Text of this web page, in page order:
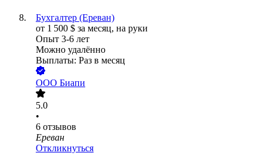
Бухгалтер (Ереван)
от 1 500 $ за месяц, на руки
Опыт 3-6 лет
Можно удалённо
Выплаты: Раз в месяц
ООО Биапи
5.0
•
6 отзывов
Ереван
Откликнуться